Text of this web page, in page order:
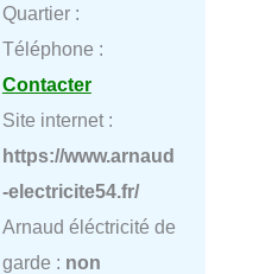
Quartier :
Téléphone :
Contacter
Site internet :
https://www.arnaud
-electricite54.fr/
Arnaud éléctricité de
garde : non